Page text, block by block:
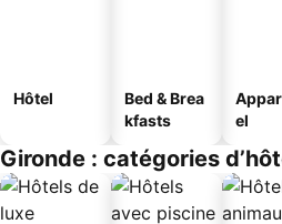
Hôtel
Bed & Brea
kfasts
el
Gironde : catégories